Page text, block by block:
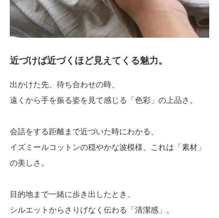
近づけば近づくほど見えてくる魅力。
出かけた先、待ち合わせの時、
遠くから手を振る姿を見て感じる「色彩」の上品さ。
会話をする距離まで近づいた時にわかる、
イズミールコットンの穏やかな波模様、これは「素材」
の美しさ。
目的地まで一緒に歩き出したとき、
シルエットからさりげなく伝わる「清潔感」。